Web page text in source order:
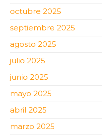
octubre 2025
septiembre 2025
agosto 2025
julio 2025
junio 2025
mayo 2025
abril 2025
marzo 2025